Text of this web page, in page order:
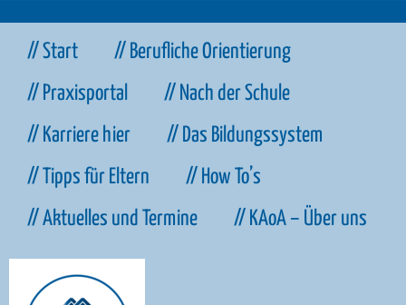
// Start
// Berufliche Orientierung
// Praxisportal
// Nach der Schule
// Karriere hier
// Das Bildungssystem
// Tipps für Eltern
// How To’s
// Aktuelles und Termine
// KAoA – Über uns